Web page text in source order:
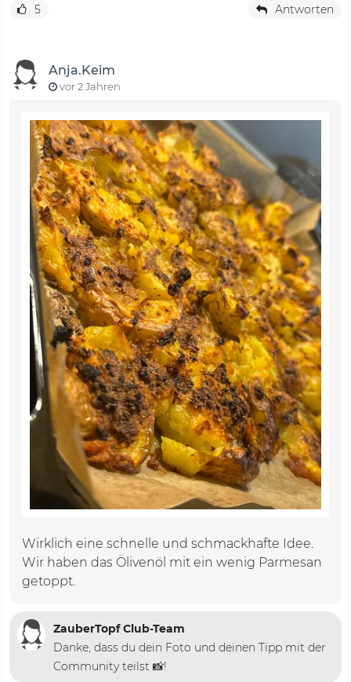
5 Antworten
Anja.Keim
vor 2 Jahren
Wirklich eine schnelle und schmackhafte Idee.
Wir haben das Ölivenöl mit ein wenig Parmesan
getoppt.
ZauberTopf Club-Team
Danke, dass du dein Foto und deinen Tipp mit der
Community teilst 📸!